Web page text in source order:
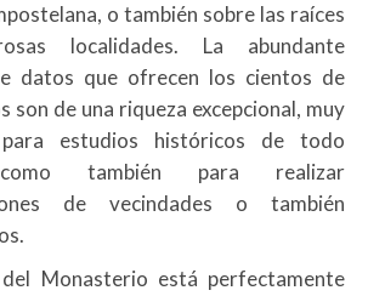
o también sobre las raíces
localidades. La abundante
datos que ofrecen los cientos de
son de una riqueza excepcional, muy
para estudios históricos de todo
también para realizar
de vecindades o también
Monasterio está perfectamente